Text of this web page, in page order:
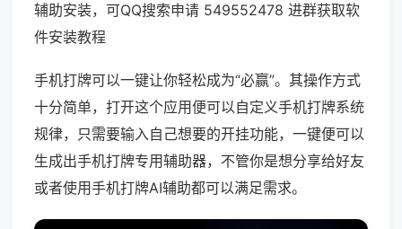
辅助安装，可QQ搜索申请 549552478 进群获取软
件安装教程
手机打牌可以一键让你轻松成为“必赢”。其操作方式
十分简单，打开这个应用便可以自定义手机打牌系统
规律，只需要输入自己想要的开挂功能，一键便可以
生成出手机打牌专用辅助器，不管你是想分享给好友
或者使用手机打牌AI辅助都可以满足需求。